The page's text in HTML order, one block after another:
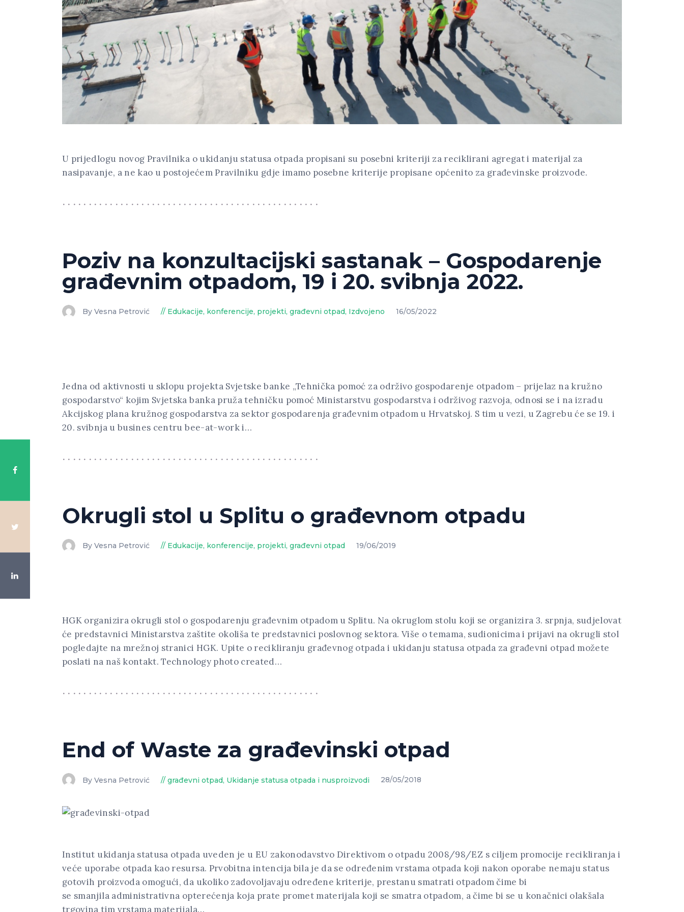
U prijedlogu novog Pravilnika o ukidanju statusa otpada propisani su posebni kriteriji za reciklirani agregat i materijal za
nasipavanje, a ne kao u postojećem Pravilniku gdje imamo posebne kriterije propisane općenito za građevinske proizvode.
Poziv na konzultacijski sastanak – Gospodarenje
građevnim otpadom, 19 i 20. svibnja 2022.
By Vesna Petrović Edukacije, konferencije, projekti,građevni otpad, Izdvojeno 16/05/2022
Jedna od aktivnosti u sklopu projekta Svjetske banke „Tehnička pomoć za održivo gospodarenje otpadom – prijelaz na kružno
gospodarstvo“ kojim Svjetska banka pruža tehničku pomoć Ministarstvu gospodarstva i održivog razvoja, odnosi se i na izradu
Akcijskog plana kružnog gospodarstva za sektor gospodarenja građevnim otpadom u Hrvatskoj. S tim u vezi, u Zagrebu će se 19. i
20. svibnja u busines centru bee-at-work i…
Okrugli stol u Splitu o građevnom otpadu
By Vesna Petrović Edukacije, konferencije, projekti,građevni otpad 19/06/2019
HGK organizira okrugli stol o gospodarenju građevnim otpadom u Splitu. Na okruglom stolu koji se organizira 3. srpnja, sudjelovat
će predstavnici Ministarstva zaštite okoliša te predstavnici poslovnog sektora. Više o temama, sudionicima i prijavi na okrugli stol
pogledajte na mrežnoj stranici HGK. Upite o recikliranju građevnog otpada i ukidanju statusa otpada za građevni otpad možete
poslati na naš kontakt. Technology photo created…
End of Waste za građevinski otpad
By Vesna Petrović građevni otpad, Ukidanje statusa otpada i nusproizvodi 28/05/2018
Institut ukidanja statusa otpada uveden je u EU zakonodavstvo Direktivom o otpadu 2008/98/EZ s ciljem promocije recikliranja i
veće uporabe otpada kao resursa. Prvobitna intencija bila je da se određenim vrstama otpada koji nakon oporabe nemaju status
gotovih proizvoda omogući, da ukoliko zadovoljavaju određene kriterije, prestanu smatrati otpadom čime bi
se smanjila administrativna opterećenja koja prate promet materijala koji se smatra otpadom, a čime bi se u konačnici olakšala
trgovina tim vrstama materijala…